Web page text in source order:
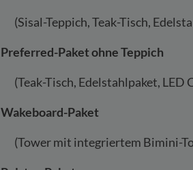
(Sisal-Teppich, Teak-Tisch,
Preferred-Paket ohne Teppich
(Teak-Tisch, Edelstahlpaket, LED
Wakeboard-Paket
(Tower mit integriertem Bimini-